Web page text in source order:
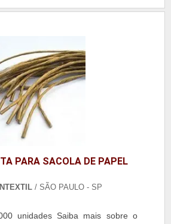
PARA SACOLA DE PAPEL
/ SÃO PAULO - SP
unidades Saiba mais sobre o